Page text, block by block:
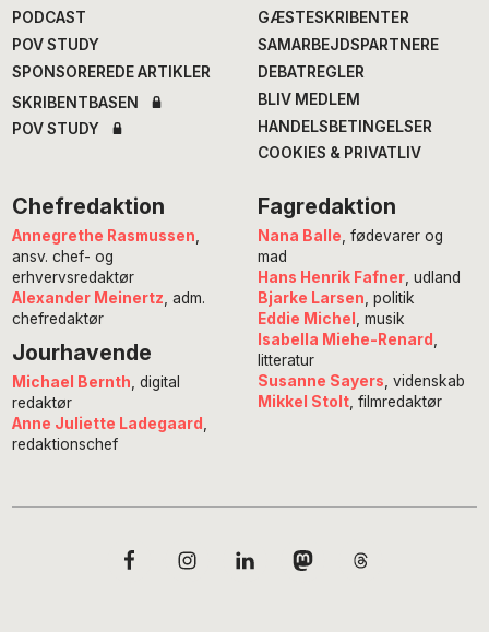
PODCAST
POV STUDY
SPONSOREREDE ARTIKLER
SKRIBENTBASEN
POV STUDY
GÆSTESKRIBENTER
SAMARBEJDSPARTNERE
DEBATREGLER
BLIV MEDLEM
HANDELSBETINGELSER
COOKIES & PRIVATLIV
Chefredaktion
Annegrethe Rasmussen
ansv. chef- og
erhvervsredaktør
Alexander Meinertz , adm.
chefredaktør
Jourhavende
Michael Bernth , digital
redaktør
Anne Juliette Ladegaard
redaktionschef
Fagredaktion
Nana Balle , fødevarer og
mad
Hans Henrik Fafner, udland
Bjarke Larsen , politik
Eddie Michel
, musik
Isabella Miehe-Renard
litteratur
Susanne Sayers , videnskab
Mikkel Stolt, filmredaktør